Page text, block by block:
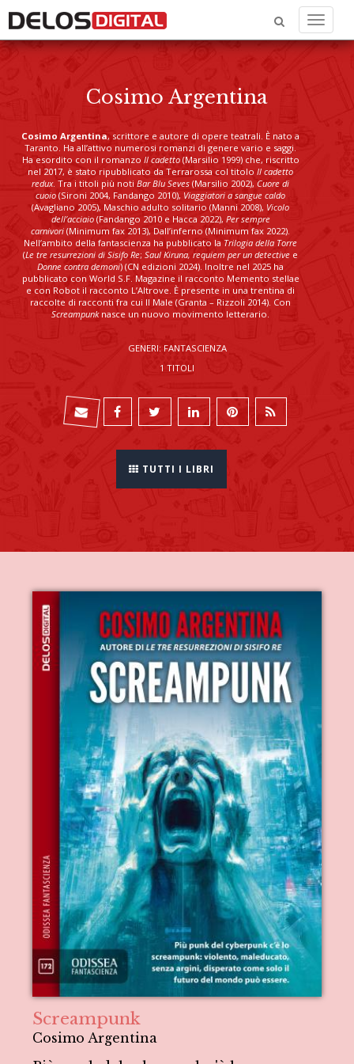
Menu
Cosimo Argentina
Cosimo Argentina, scrittore e autore di opere teatrali. È nato a
Taranto. Ha all’attivo numerosi romanzi di genere vario e saggi.
Ha esordito con il romanzo Il cadetto(Marsilio 1999) che, riscritto
nel 2017, è stato ripubblicato da Terrarossa col titolo Il cadetto
redux. Tra i titoli più noti Bar Blu Seves (Marsilio 2002), Cuore di
cuoio (Sironi 2004, Fandango 2010), Viaggiatori a sangue caldo
(Avagliano 2005), Maschio adulto solitario (Manni 2008), Vicolo
dell’acciaio(Fandango 2010 e Hacca 2022), Per sempre
carnivori (Minimum fax 2013), Dall’inferno (Minimum fax 2022).
Nell’ambito della fantascienza ha pubblicato la Trilogia della Torre
(Le tre resurrezioni di Sisifo Re; Saul Kiruna, requiem per un detective e
Donne contra demoni) (CN edizioni 2024). Inoltre nel 2025 ha
pubblicato con World S.F. Magazine il racconto Memento stellae
e con Robot il racconto L’Altrove. È presente in una trentina di
raccolte di racconti fra cui Il Male (Granta – Rizzoli 2014). Con
Screampunknasce un nuovo movimento letterario.
GENERI: FANTASCIENZA
1 TITOLI
TUTTI I LIBRI
Screampunk
Cosimo Argentina